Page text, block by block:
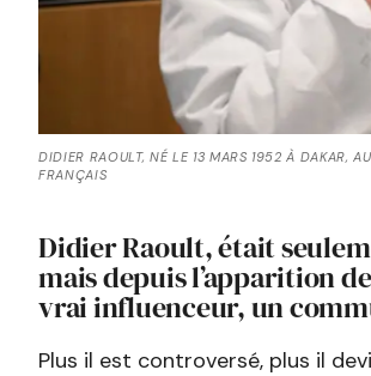
DIDIER RAOULT, NÉ LE 13 MARS 1952 À DAKAR,
FRANÇAIS
Didier Raoult, était
mais depuis l’apparition
vrai influenceur, un
Plus il est controversé, plus il